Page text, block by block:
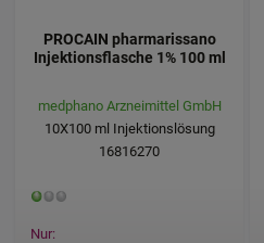
PROCAIN pharmarissano
Injektionsflasche 1% 100 ml
medphano Arzneimittel GmbH
10X100ml Injektionslösung
16816270
Nur: